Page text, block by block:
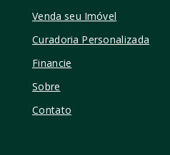
Venda seu Imóvel
Curadoria Personalizada
Financie
Sobre
Contato